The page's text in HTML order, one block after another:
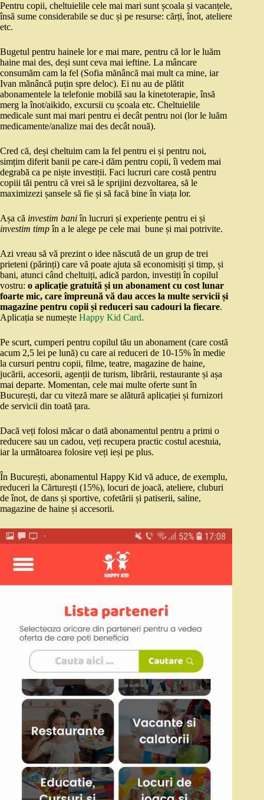
Pentru copii, cheltuielile cele mai mari sunt școala și vacanțele,
însă sume considerabile se duc și pe resurse: cărți, înot, ateliere
etc.
Bugetul pentru hainele lor e mai mare, pentru că lor le luăm
haine mai des, deși sunt ceva mai ieftine. La mâncare
consumăm cam la fel (Sofia mănâncă mai mult ca mine, iar
Ivan mănâncă puțin spre deloc). Ei nu au de plătit
abonamentele la telefonie mobilă sau la kinetoterapie, însă
merg la înot/aikido, excursii cu școala etc. Cheltuielile
medicale sunt mai mari pentru ei decât pentru noi (lor le luăm
medicamente/analize mai des decât nouă).
Cred că, deși cheltuim cam la fel pentru ei și pentru noi,
simțim diferit banii pe care-i dăm pentru copii, îi vedem mai
degrabă ca pe niște investiții. Faci lucruri care costă pentru
copiii tăi pentru că vrei să le sprijini dezvoltarea, să le
maximizezi șansele să fie și să facă bine în viața lor.
Așa că investim baniîn lucruri și experiențe pentru ei și
investim timpîn a le alege pe cele mai bune și mai potrivite.
Azi vreau să vă prezint o idee născută de un grup de trei
prieteni (părinți) care vă poate ajuta să economisiți și timp, și
bani, atunci când cheltuiți, adică pardon, investiți în copilul
vostru: o aplicație gratuită și un abonament cu cost lunar
foarte mic, care împreună vă dau acces la multe servicii și
magazine pentru copii și reduceri sau cadouri la fiecare.
Aplicația se numește Happy Kid Card.
Pe scurt, cumperi pentru copilul tău un abonament (care costă
acum 2,5 lei pe lună) cu care ai reduceri de 10-15% în medie
la cursuri pentru copii, filme, teatre, magazine de haine,
jucării, accesorii, agenții de turism, librării, restaurante și așa
mai departe. Momentan, cele mai multe oferte sunt în
București, dar cu viteză mare se alătură aplicației și furnizori
de servicii din toată țara.
Dacă veți folosi măcar o dată abonamentul pentru a primi o
reducere sau un cadou, veți recupera practic costul acestuia,
iar la următoarea folosire veți ieși pe plus.
În București, abonamentul Happy Kid vă aduce, de exemplu,
reduceri la Cărturești (15%), locuri de joacă, ateliere, cluburi
de înot, de dans și sportive, cofetării și patiserii, saline,
magazine de haine și accesorii.